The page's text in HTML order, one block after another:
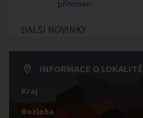
přítomen.…
DALŠÍ NOVINKY
INFORMACE O LOKALITĚ
Kraj
Rozloha